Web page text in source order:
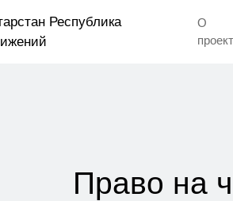
О
Право на